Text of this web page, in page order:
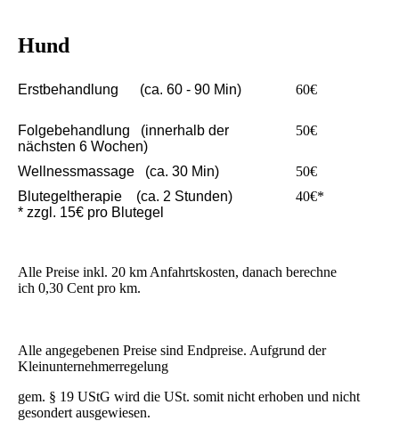
Hund
Erstbehandlung (ca. 60 - 90 Min) 60€
Folgebehandlung (innerhalb der
nächsten 6 Wochen)
50€
Wellnessmassage (ca. 30 Min)
50€
Blutegeltherapie (ca. 2 Stunden)
* zzgl. 15€ pro Blutegel
40€*
Alle Preise inkl. 20 km Anfahrtskosten, danach berechne
ich 0,30 Cent pro km.
Alle angegebenen Preise sind Endpreise. Aufgrund der
Kleinunternehmerregelung
gem. § 19 UStG wird die USt. somit nicht erhoben und nicht
gesondert ausgewiesen.